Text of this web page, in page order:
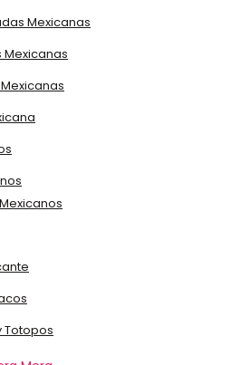
Mexicanas
Mexicanas
Totopos